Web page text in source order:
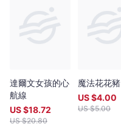
達爾文女孩的心
航線
US $18.72
US $20.80
魔法花花豬
US $4.00
US $5.00